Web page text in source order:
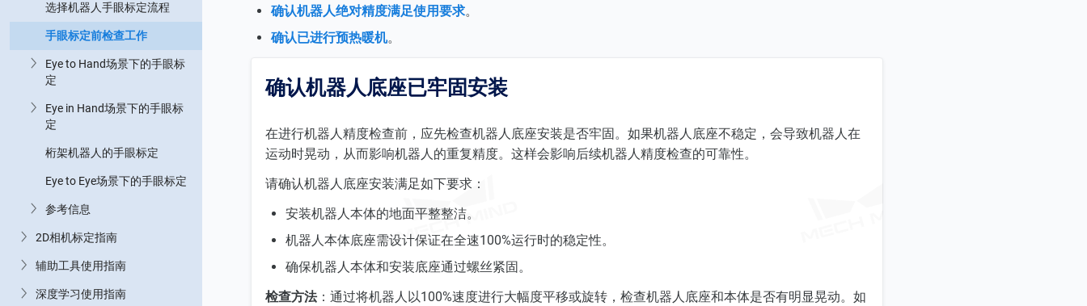
选择机器人手眼标定流程
手眼标定前检查工作
Eye to Hand场景下的手眼标
定
Eye in Hand场景下的手眼标
定
桁架机器人的手眼标定
Eye to Eye场景下的手眼标定
参考信息
2D相机标定指南
辅助工具使用指南
深度学习使用指南
确认机器人绝对精度满足使用要求。
确认已进行预热暖机。
确认机器人底座已牢固安装
在进行机器人精度检查前，应先检查机器人底座安装是否牢固。如果机器人底座不稳定，会导致机器人在
运动时晃动，从而影响机器人的重复精度。这样会影响后续机器人精度检查的可靠性。
请确认机器人底座安装满足如下要求：
安装机器人本体的地面平整整洁。
机器人本体底座需设计保证在全速100%运行时的稳定性。
确保机器人本体和安装底座通过螺丝紧固。
检查方法：通过将机器人以100%速度进行大幅度平移或旋转，检查机器人底座和本体是否有明显晃动。如